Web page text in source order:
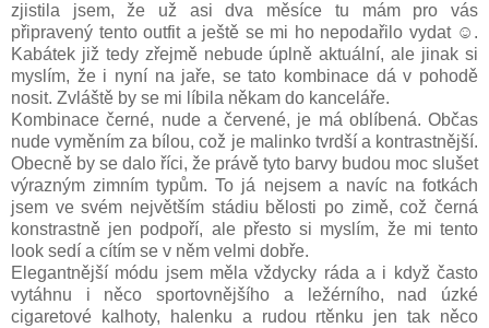
zjistila jsem, že už asi dva měsíce tu mám pro vás
připravený tento outfit a ještě se mi ho nepodařilo vydat ☺.
Kabátek již tedy zřejmě nebude úplně aktuální, ale jinak si
myslím, že i nyní na jaře, se tato kombinace dá v pohodě
nosit. Zvláště by se mi líbila někam do kanceláře.
Kombinace černé, nude a červené, je má oblíbená. Občas
nude vyměním za bílou, což je malinko tvrdší a kontrastnější.
Obecně by se dalo říci, že právě tyto barvy budou moc slušet
výrazným zimním typům. To já nejsem a navíc na fotkách
jsem ve svém největším stádiu bělosti po zimě, což černá
konstrastně jen podpoří, ale přesto si myslím, že mi tento
look sedí a cítím se v něm velmi dobře.
Elegantnější módu jsem měla vždycky ráda a i když často
vytáhnu i něco sportovnějšího a ležérního, nad úzké
cigaretové kalhoty, halenku a rudou rtěnku jen tak něco